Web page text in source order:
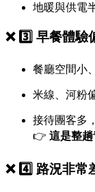
地暖與供電
❌ 3️⃣ 早餐體驗
餐廳空間小
米線、河粉
接待團客多
👉 這是整
❌ 4️⃣ 路況非常